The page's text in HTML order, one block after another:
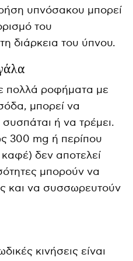
υπνόσακου μπορεί
του
διάρκεια του ύπνου.
πολλά ροφήματα με
μπορεί να
ή να τρέμει.
300 mg ή περίπου
δεν αποτελεί
μπορούν να
και να συσσωρευτούν
κινήσεις είναι